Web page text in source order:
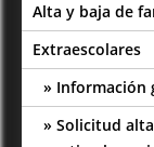
Alta y baja de
Extraescolares
Información
Solicitud